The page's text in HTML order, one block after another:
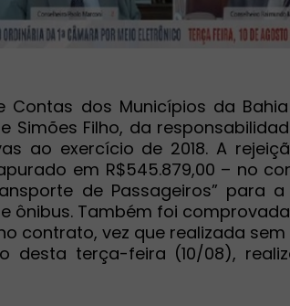
Contas dos Municípios da
Simões Filho, da
ao exercício de 2018. A
em R$545.879,00 – no
de Passageiros” para
ônibus. Também foi
contrato, vez que realizada
desta terça-feira (10/08),